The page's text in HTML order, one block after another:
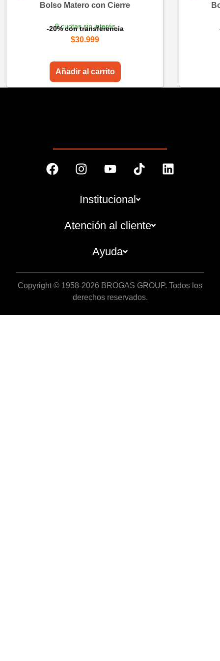
Bolso Matero con Cierre
9 cuotas sin interés
-20% con transferencia
$30.999
Añadir al carrito
Institucional
Atención al cliente
Ayuda
Copyright © 1958-2026 BROGAS GROUP. Todos los
derechos reservados.